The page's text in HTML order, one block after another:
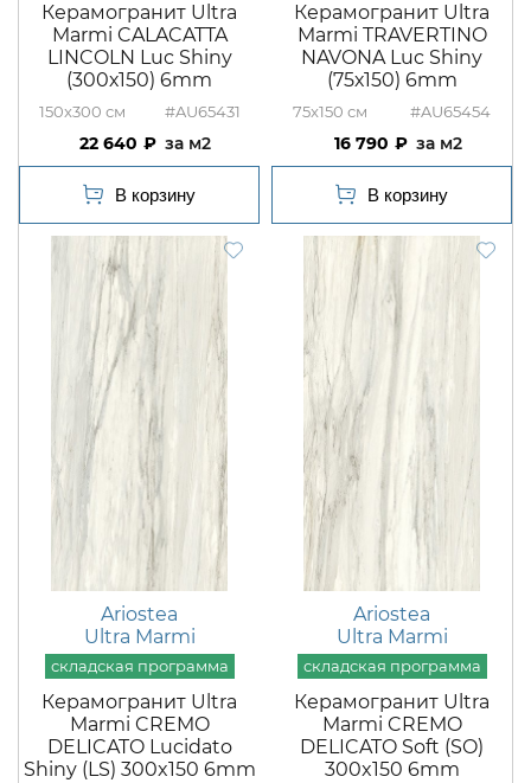
Керамогранит Ultra
Marmi CALACATTA
LINCOLN Luc Shiny
(300х150) 6mm
150x300 #AU65431
22 640 м2
Керамогранит Ultra
Marmi TRAVERTINO
NAVONA Luc Shiny
(75х150) 6mm
75x150 #AU65454
16 790 м2
Ariostea
Ultra Marmi
Керамогранит Ultra
Marmi CREMO
DELICATO Lucidato
Shiny (LS) 300x150 6mm
Ariostea
Ultra Marmi
Керамогранит Ultra
Marmi CREMO
DELICATO Soft (SO)
300x150 6mm